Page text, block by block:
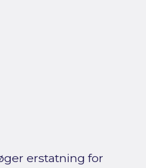
erstatning for